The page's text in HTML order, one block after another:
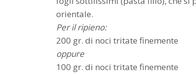
orientale.
Per il ripieno:
200 gr. di noci tritate finemente
oppure
100 gr. di noci tritate finemente